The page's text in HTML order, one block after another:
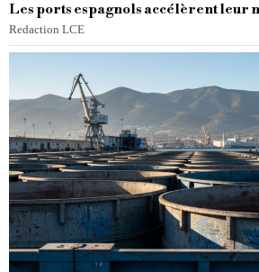
Les ports espagnols accélèrent leur
Redaction LCE